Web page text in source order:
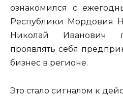
ознакомился с
Республики Мордовия
Николай Иванович
проявлять себя
бизнес в регионе.
Это стало сигналом к